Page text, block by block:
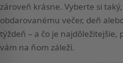
zároveň krásne. Vyberte si
obdarovanému večer, deň
týždeň – a čo je najdôležitejšie,
vám na ňom záleží.